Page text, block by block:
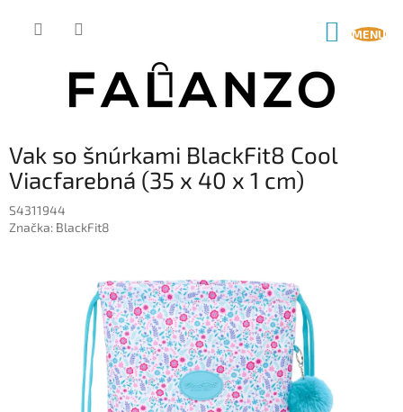
Vak so šnúrkami BlackFit8 Cool
Viacfarebná (35 x 40 x 1 cm)
S4311944
Značka: BlackFit8